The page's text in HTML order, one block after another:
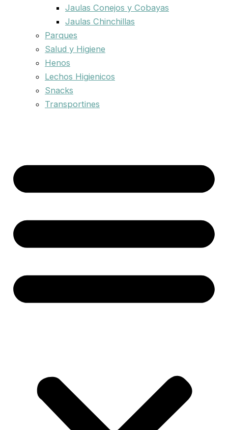
Jaulas Conejos y Cobayas
Jaulas Chinchillas
Parques
Salud y Higiene
Henos
Lechos Higienicos
Snacks
Transportines